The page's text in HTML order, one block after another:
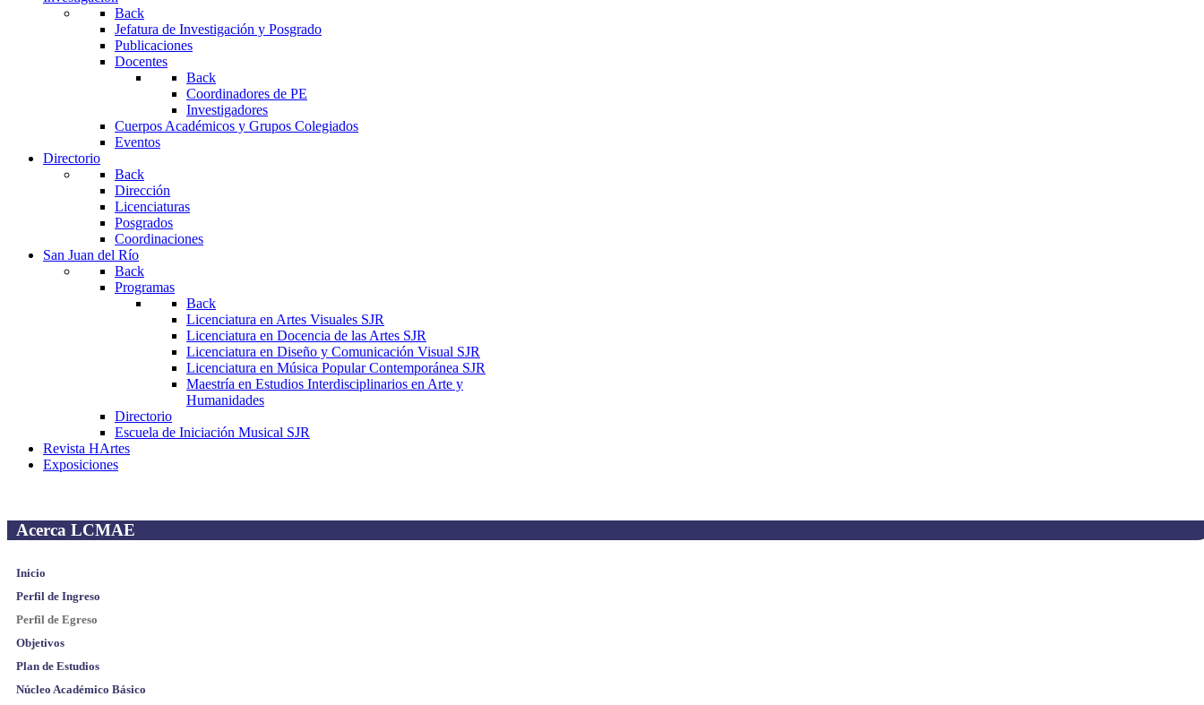
Back
Jefatura de Investigación y Posgrado
Publicaciones
Docentes
Back
Coordinadores de PE
Investigadores
Cuerpos Académicos y Grupos Colegiados
Eventos
Directorio
Back
Dirección
Licenciaturas
Posgrados
Coordinaciones
San Juan del Río
Back
Programas
Back
Licenciatura en Artes Visuales SJR
Licenciatura en Docencia de las Artes SJR
Licenciatura en Diseño y Comunicación Visual SJR
Licenciatura en Música Popular Contemporánea SJR
Maestría en Estudios Interdisciplinarios en Arte y
Humanidades
Directorio
Escuela de Iniciación Musical SJR
Revista HArtes
Exposiciones
Acerca LCMAE
Inicio
Perfil de Ingreso
Perfil de Egreso
Objetivos
Plan de Estudios
Núcleo Académico Básico